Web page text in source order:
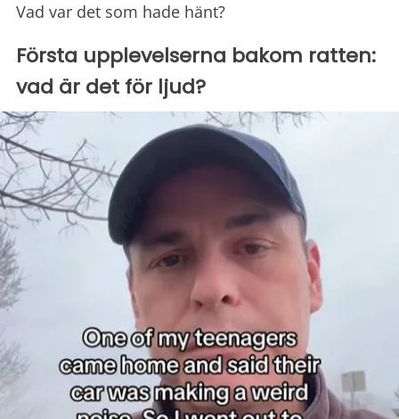
Vad var det som hade hänt?
Första upplevelserna bakom ratten:
vad är det för ljud?